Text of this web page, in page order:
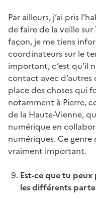
Par ailleurs, j’ai pris
de faire de la veille
façon, je me tiens
coordinateurs sur le
important, c’est qu’il
contact avec
place des choses qui
notamment à Pierre,
de la Haute-Vienne,
numérique en
numériques. Ce genre
vraiment important.
Est-ce que tu peux
les différents